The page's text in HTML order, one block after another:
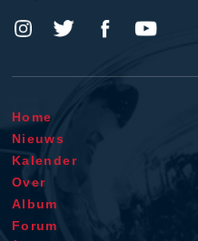
Home
Nieuws
Kalender
Over
Album
Forum